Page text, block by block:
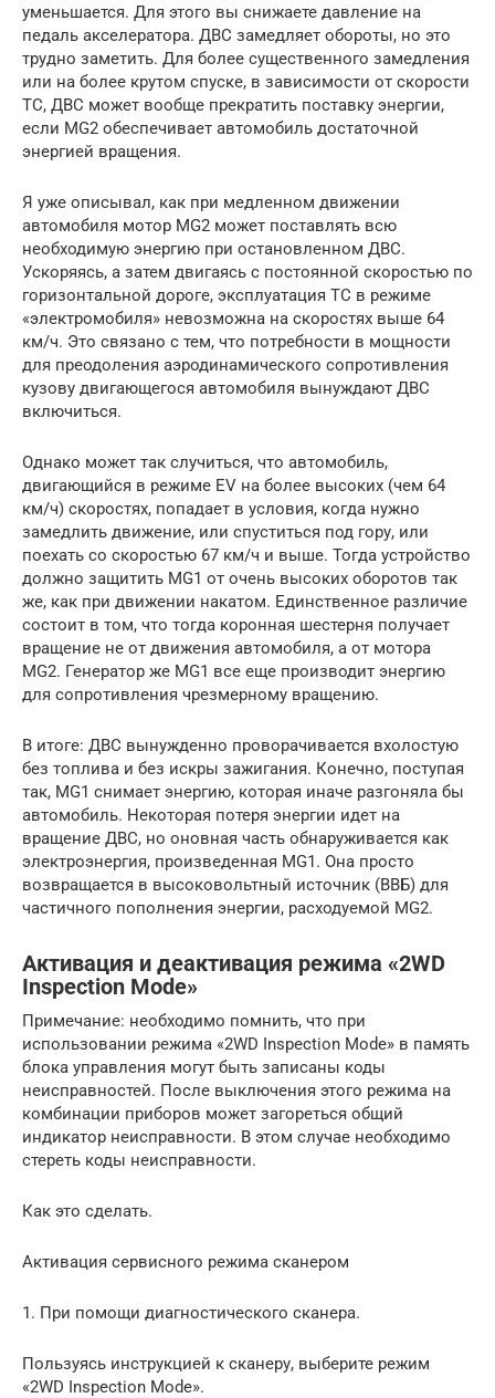
уменьшается. Для этого вы снижаете давление на
педаль акселератора. ДВС замедляет обороты, но это
трудно заметить. Для более существенного замедления
или на более крутом спуске, в зависимости от скорости
ТС, ДВС может вообще прекратить поставку энергии,
если MG2 обеспечивает автомобиль достаточной
энергией вращения.
Я уже описывал, как при медленном движении
автомобиля мотор MG2 может поставлять всю
необходимую энергию при остановленном ДВС.
Ускоряясь, а затем двигаясь с постоянной скоростью по
горизонтальной дороге, эксплуатация ТС в режиме
«электромобиля» невозможна на скоростях выше 64
км/ч. Это связано с тем, что потребности в мощности
для преодоления аэродинамического сопротивления
кузову двигающегося автомобиля вынуждают ДВС
включиться.
Однако может так случиться, что автомобиль,
двигающийся в режиме EV на более высоких (чем 64
км/ч) скоростях, попадает в условия, когда нужно
замедлить движение, или спуститься под гору, или
поехать со скоростью 67 км/ч и выше. Тогда устройство
должно защитить MG1 от очень высоких оборотов так
же, как при движении накатом. Единственное различие
состоит в том, что тогда коронная шестерня получает
вращение не от движения автомобиля, а от мотора
MG2. Генератор же MG1 все еще производит энергию
для сопротивления чрезмерному вращению.
В итоге: ДВС вынужденно проворачивается вхолостую
без топлива и без искры зажигания. Конечно, поступая
так, MG1 снимает энергию, которая иначе разгоняла бы
автомобиль. Некоторая потеря энергии идет на
вращение ДВС, но оновная часть обнаруживается как
электроэнергия, произведенная MG1. Она просто
возвращается в высоковольтный источник (ВВБ) для
частичного пополнения энергии, расходуемой MG2.
Активация и деактивация режима «2WD
Inspection Mode»
Примечание: необходимо помнить, что при
использовании режима «2WD Inspection Mode» в память
блока управления могут быть записаны коды
неисправностей. После выключения этого режима на
комбинации приборов может загореться общий
индикатор неисправности. В этом случае необходимо
стереть коды неисправности.
Как это сделать.
Активация сервисного режима сканером
1. При помощи диагностического сканера.
Пользуясь инструкцией к сканеру, выберите режим
«2WD Inspection Mode».